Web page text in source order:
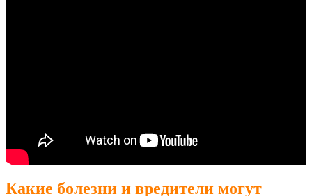
Какие болезни и вредители могут